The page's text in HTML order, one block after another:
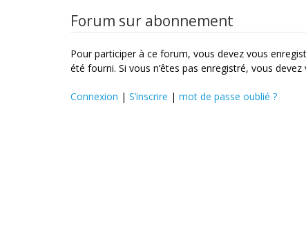
Forum sur abonnement
Pour participer à ce forum, vous devez vous
été fourni. Si vous n’êtes pas enregistré, vous devez
Connexion | S’inscrire | mot de passe oublié ?